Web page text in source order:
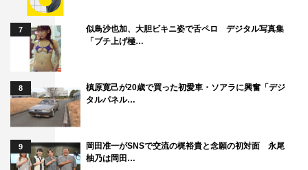
7
似鳥沙也加、大胆ビキニ姿で舌ペロ デジタル写真集
「ブチ上げ極…
8
槙原寛己が20歳で買った初愛車・ソアラに興奮「デジ
タルパネル…
9
岡田准一がSNSで交流の梶裕貴と念願の初対面 永尾
柚乃は岡田…